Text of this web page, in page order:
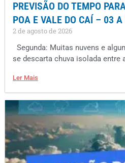
PREVISÃO DO TEMPO
POA E VALE DO CAÍ – 03
2 de agosto de 2026
Segunda: Muitas nuvens e
se descarta chuva isolada entre
Ler Mais